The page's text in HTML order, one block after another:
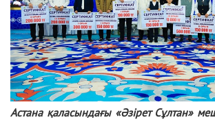
Астана қаласындағы «Әзірет Сұлтан»